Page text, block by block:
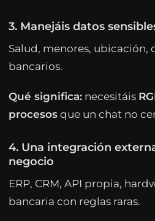
3. Manejáis datos
Salud, menores, ubicación,
bancarios.
Qué significa:necesitáis
procesosque un chat no
4. Una integración
negocio
ERP, CRM, API propia,
bancaria con reglas raras.